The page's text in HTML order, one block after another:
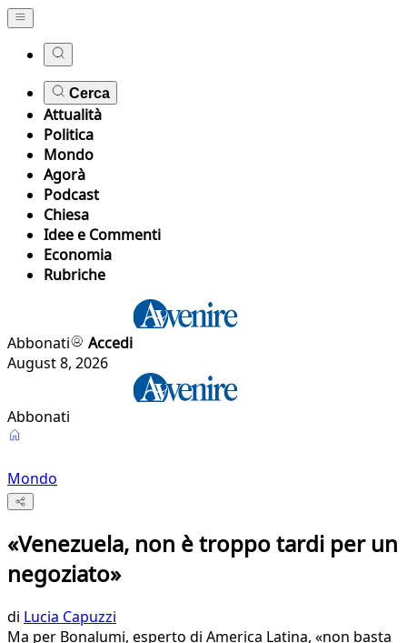
Cerca
Attualità
Politica
Mondo
Agorà
Podcast
Chiesa
Idee e Commenti
Economia
Rubriche
Abbonati
Accedi
August 8, 2026
Abbonati
Mondo
«Venezuela, non è troppo tardi per un
negoziato»
di Lucia Capuzzi
Ma per Bonalumi, esperto di America Latina, «non basta